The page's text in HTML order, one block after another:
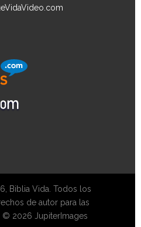
Biblia Vida. Todos los
de autor para las
© 2026 JupiterImages